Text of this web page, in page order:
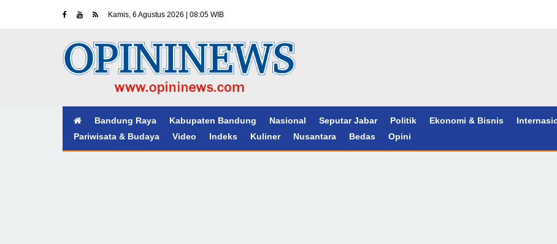
Kamis, 6 Agustus 2026 | 08:05 WIB
Bandung Raya Kabupaten Bandung Nasional Seputar Jabar Politik Ekonomi & Bisnis
Pariwisata & Budaya
Video Indeks Kuliner Nusantara Bedas Opini